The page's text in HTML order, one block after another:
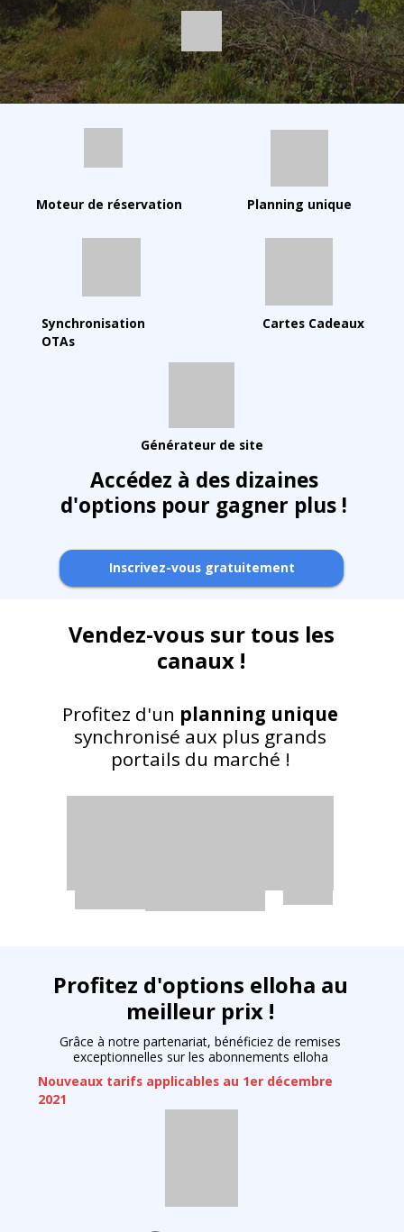
Moteur de réservation Planning unique
Synchronisation
OTAs
Cartes Cadeaux
Générateur de site
Accédez à des dizaines
d'options pour gagner plus !
Inscrivez-vous gratuitement
Vendez-vous sur tous les
canaux !
Profitez d'un planning unique
synchronisé aux plus grands
portails du marché !
Profitez d'options elloha au
meilleur prix !
Grâce à notre partenariat, bénéficiez de remises
exceptionnelles sur les abonnements elloha
Nouveaux tarifs applicables au 1er décembre
2021